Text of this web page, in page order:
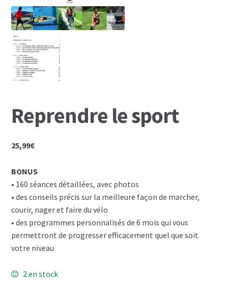
Mon Compte
Reprendre le sport
25,99€
BONUS
• 160 séances détaillées, avec photos
• des conseils précis sur la meilleure façon de marcher,
courir, nager et faire du vélo
• des programmes personnalisés de 6 mois qui vous
permettront de progresser efficacement quel que soit
votre niveau
2 en stock